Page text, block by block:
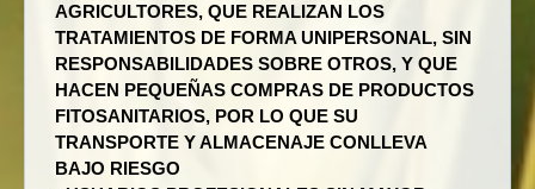
AGRICULTORES, QUE REALIZAN LOS
TRATAMIENTOS DE FORMA UNIPERSONAL, SIN
RESPONSABILIDADES SOBRE OTROS, Y QUE
HACEN PEQUEÑAS COMPRAS DE PRODUCTOS
FITOSANITARIOS, POR LO QUE SU
TRANSPORTE Y ALMACENAJE CONLLEVA
BAJO RIESGO